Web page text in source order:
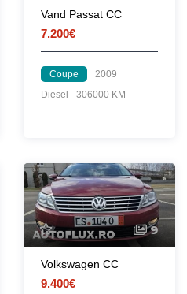
Vand Passat CC
7.200€
Coupe
2009
Diesel
306000 KM
9
Volkswagen CC
9.400€